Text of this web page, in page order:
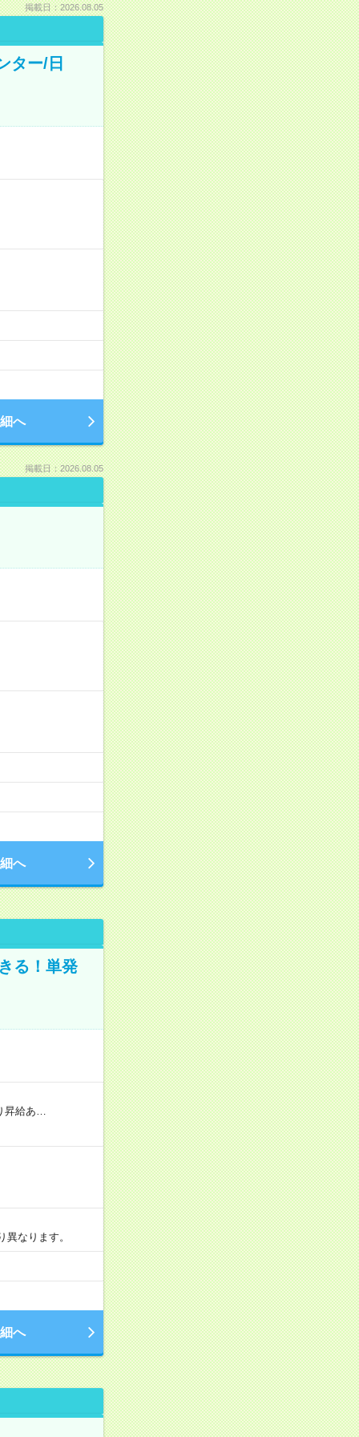
掲載日：2026.08.05
ター/日
へ
掲載日：2026.08.05
へ
る！単発
給あ…
なります。
へ